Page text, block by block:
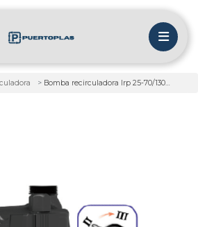
Bomba recirculadora lrp 25-70/130 220v